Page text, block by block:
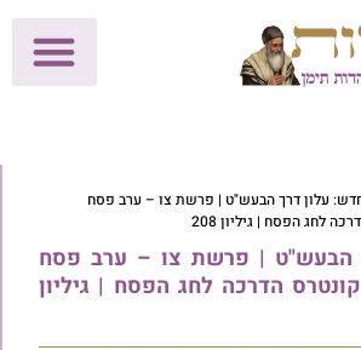
עלון דרך הבעש"ט | פרשת צו – ערב פסח
לחג הפסח | גיליון 208
הבעש"ט | פרשת צו – ערב פסח
הדרכה לחג הפסח | גיליון